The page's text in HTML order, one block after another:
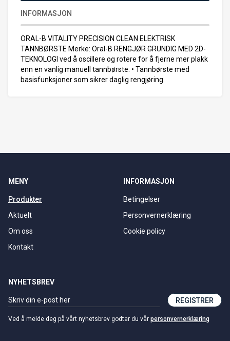
INFORMASJON
ORAL-B VITALITY PRECISION CLEAN ELEKTRISK
TANNBØRSTE Merke: Oral-B RENGJØR GRUNDIG MED 2D-
TEKNOLOGI ved å oscillere og rotere for å fjerne mer plakk
enn en vanlig manuell tannbørste. • Tannbørste med
basisfunksjoner som sikrer daglig rengjøring.
MENY
Produkter
Aktuelt
Om oss
Kontakt
INFORMASJON
Betingelser
Personvernerklæring
Cookie policy
NYHETSBREV
REGISTRER
Ved å melde deg på vårt nyhetsbrev godtar du vår personvernerklæring